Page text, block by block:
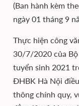
(Ban hành kèm
ngày 01 tháng 9
Thực hiện công
30/7/2020 của
tuyển sinh 2021
ĐHBK Hà Nội
thông chính quy,